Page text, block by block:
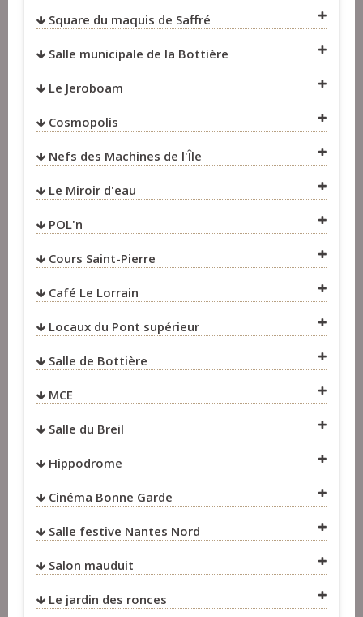
Square du maquis de Saffré
VOIR SUR LA CARTE
Salle municipale de la Bottière
VOIR SUR LA CARTE
Le Jeroboam
VOIR SUR LA CARTE
Cosmopolis
Nefs des Machines de l'Île
Le Miroir d'eau
POL'n
VOIR SUR LA CARTE
Cours Saint-Pierre
VOIR SUR LA CARTE
Café Le Lorrain
Locaux du Pont supérieur
VOIR SUR LA CARTE
Salle de Bottière
MCE
VOIR SUR LA CARTE
Salle du Breil
VOIR SUR LA CARTE
Hippodrome
VOIR SUR LA CARTE
Cinéma Bonne Garde
VOIR SUR LA CARTE
Salle festive Nantes Nord
Salon mauduit
VOIR SUR LA CARTE
Le jardin des ronces